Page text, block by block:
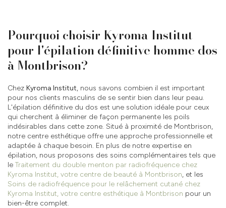
Pourquoi choisir Kyroma Institut
pour l'épilation définitive homme dos
à Montbrison?
Chez Kyroma Institut, nous savons combien il est important
pour nos clients masculins de se sentir bien dans leur peau.
L'épilation définitive du dos est une solution idéale pour ceux
qui cherchent à éliminer de façon permanente les poils
indésirables dans cette zone. Situé à proximité de Montbrison,
notre centre esthétique offre une approche professionnelle et
adaptée à chaque besoin. En plus de notre expertise en
épilation, nous proposons des soins complémentaires tels que
le Traitement du double menton par radiofréquence chez
Kyroma Institut, votre centre de beauté à Montbrison, et les
Soins de radiofréquence pour le relâchement cutané chez
Kyroma Institut, votre centre esthétique à Montbrison pour un
bien-être complet.